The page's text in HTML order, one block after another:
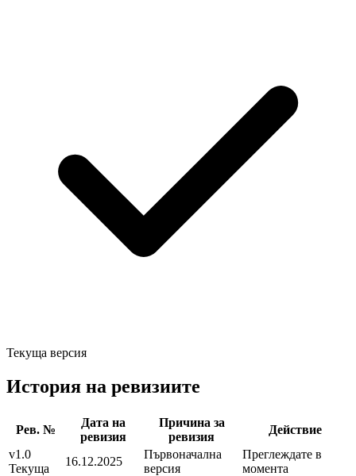
Текуща версия
История на ревизиите
Рев. №
Дата на
ревизия
Причина за
ревизия
Действие
v1.0
Текуща
16.12.2025
Първоначална
версия
Преглеждате в
момента